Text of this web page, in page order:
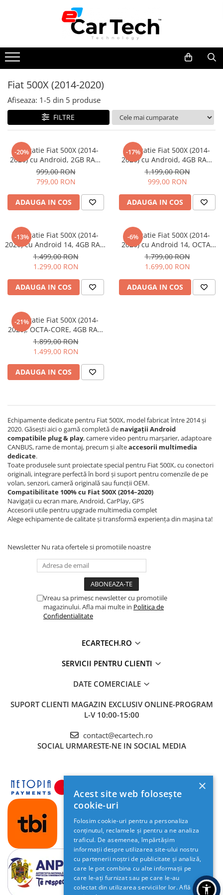
Summer sale
Navigatie dedicata
Navigatii Volkswagen
Navigatii Skoda
Navigatii Seat
Navigatii Ford
Navigatii Opel
Navigatii Hyundai
Navigatii Toyota
Navigatii Dacia
Navigatii Audi
Navigatii BMW
Navigatii Mercedes
Navigatii Fiat
Navigatii Citroen
Navigatii Suzuki
Navigatii Mitsubishi
Navigatii Volvo
Navigatii KIA
Navigatii Smart
Navigatii Chevrolet
Navigatii Honda
Navigatii Jeep
Navigatii Porsche
Navigatii Land Rover
Navigatii Iveco
Navigatie universala
Playere auto
Navigatii 1 DIN
Navigatie GPS Portabil
Camera Trafic DVR
Rama adaptare
Camera marsarier dedicata
Adaptoare Navigatii
Rame adaptare 2DIN
Accesorii auto
Suport Telefon
Lanterne
Senzori Parcare
Electrice auto
Redresoare Auto
Modulatoare Auto FM
Fiat 500X (2014-2020)
Afiseaza: 1-5 din 5 produse
FILTRE
-20%
Navigatie Fiat 500X (2014-
2020) cu Android, 2GB RAM
32GB ROM, DSP, ecran 9
Inch,Carplay si Android Auto
999,00 RON
799,00 RON
ADAUGA IN COS
-17%
Navigatie Fiat 500X (2014-
2020) cu Android, 4GB RAM
64GB ROM, DSP, ecran 9
Inch,Carplay si Android Auto
1.199,00 RON
999,00 RON
ADAUGA IN COS
-13%
Navigatie Fiat 500X (2014-
2020) cu Android 14, 4GB RAM
64GB ROM, cu SLOT SIM 4G,
DSP, ecran 9 Inch,Carplay si
Android Auto
1.499,00 RON
1.299,00 RON
ADAUGA IN COS
-6%
Navigatie Fiat 500X (2014-
2020) cu Android 14, OCTA-
CORE 2.0 GHz, 8GB RAM
128GB ROM, cu SLOT SIM 4G,
DSP, ecran 9 Inch,Carplay si
Android Auto
1.799,00 RON
1.699,00 RON
ADAUGA IN COS
-21%
Navigatie Fiat 500X (2014-
2020), OCTA-CORE, 4GB RAM
64 GB ROM, Android 14, ecran
2K QLED 2000 X 1200 PX, 9.5
inch - ECARTECH
1.899,00 RON
1.499,00 RON
ADAUGA IN COS
Echipamente dedicate pentru Fiat 500X, model fabricat între 2014 și
2020. Găsești aici o gamă completă de navigații Android
compatibile plug & play, camere video pentru marșarier, adaptoare
CANBUS, rame de montaj, precum și alteaccesorii multimedia
dedicate.
Toate produsele sunt proiectate special pentru Fiat 500X, cu conectori
originali, integrare perfectă în bord și suport pentru comenzile de pe
volan, senzori, cameră originală sau funcții OEM.
Compatibilitate 100% cu Fiat 500X (2014–2020)
Navigații cu ecran mare, Android, CarPlay, GPS
Accesorii utile pentru upgrade multimedia complet
Alege echipamente de calitate și transformă experiența din mașina ta!
Newsletter Nu rata ofertele si promotiile noastre
Vreau sa primesc newsletter cu promotiile
magazinului. Afla mai multe in Politica de
Confidentialitate
ECARTECH.RO
SERVICII PENTRU CLIENTI
DATE COMERCIALE
SUPORT CLIENTI MAGAZIN EXCLUSIV ONLINE-PROGRAM
L-V 10:00-15:00
contact@ecartech.ro
SOCIAL URMARESTE-NE IN SOCIAL MEDIA
×
Acest site web folosește
cookie-uri
Folosim cookie-uri pentru a personaliza
conținutul, reclamele și pentru a ne analiza
traficul. De asemenea, împărtășim
informații despre utilizarea site-ului nostru
cu partenerii noștri de publicitate și analiză,
care le pot combina cu alte informații pe
care le-ați furnizat sau pe care le-au
colectat din utilizarea serviciilor lor.Află